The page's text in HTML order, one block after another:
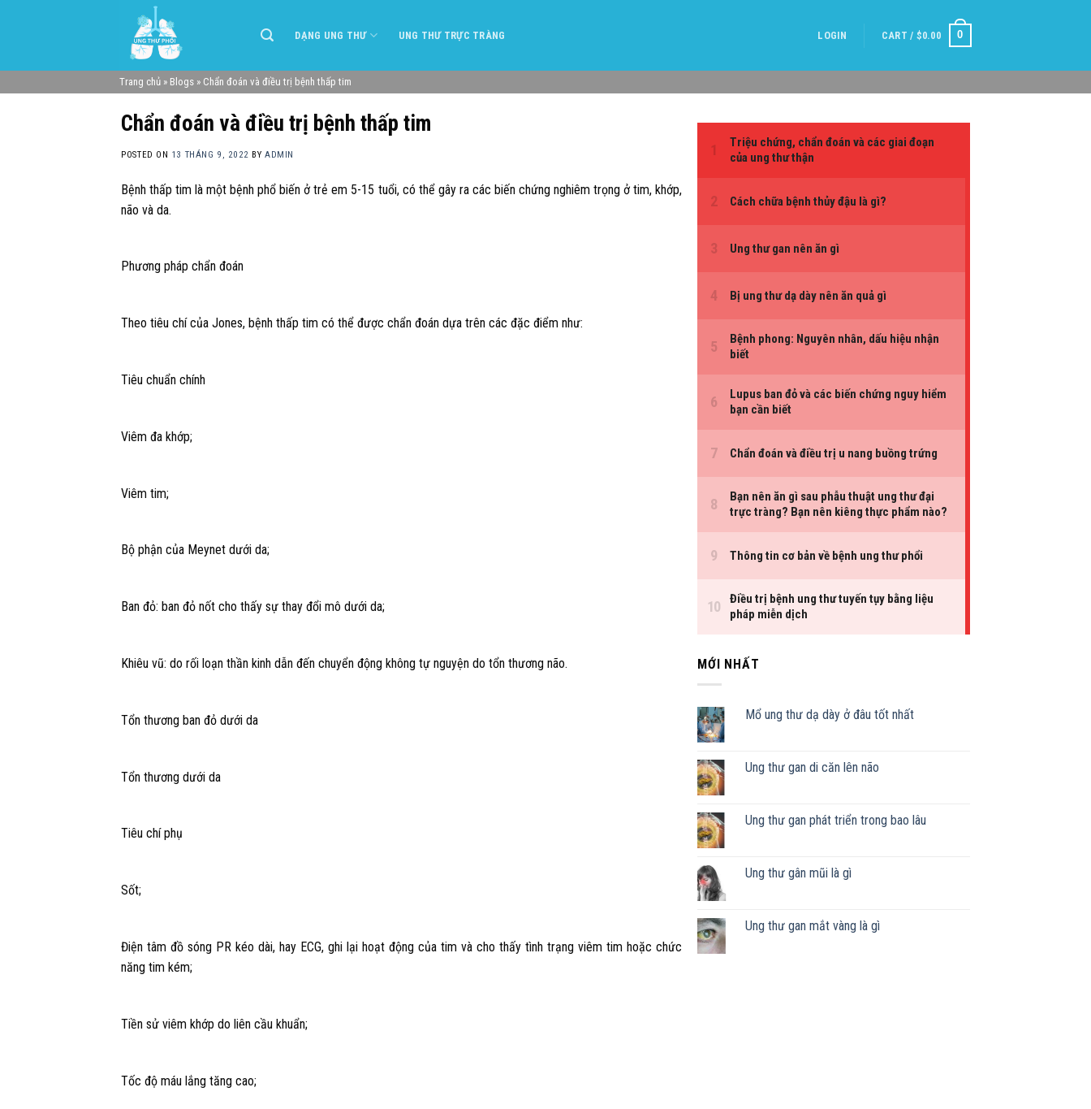
DẠNG UNG THƯ UNG THƯ TRỰC TRÀNG LOGIN CART / $0.00 0
Trang chủ » Blogs » Chẩn đoán và điều trị bệnh thấp tim
Chẩn đoán và điều trị bệnh thấp tim
POSTED ON 13 THÁNG 9, 2022 BYADMIN
Bệnh thấp tim là một bệnh phổ biến ở trẻ em 5-15 tuổi, có thể gây ra các biến chứng nghiêm trọng ở tim, khớp,
não và da.
Phương pháp chẩn đoán
Theo tiêu chí của Jones, bệnh thấp tim có thể được chẩn đoán dựa trên các đặc điểm như:
Tiêu chuẩn chính
Viêm đa khớp;
Viêm tim;
Bộ phận của Meynet dưới da;
Ban đỏ: ban đỏ nốt cho thấy sự thay đổi mô dưới da;
Khiêu vũ: do rối loạn thần kinh dẫn đến chuyển động không tự nguyện do tổn thương não.
Tổn thương ban đỏ dưới da
Tổn thương dưới da
Tiêu chí phụ
Sốt;
Điện tâm đồ sóng PR kéo dài, hay ECG, ghi lại hoạt động của tim và cho thấy tình trạng viêm tim hoặc chức
năng tim kém;
Tiền sử viêm khớp do liên cầu khuẩn;
Tốc độ máu lắng tăng cao;
MỚI NHẤT
Mổ ung thư dạ dày ở đâu tốt nhất
Ung thư gan di căn lên não
Ung thư gan phát triển trong bao lâu
Ung thư gân mũi là gì
Ung thư gan mắt vàng là gì